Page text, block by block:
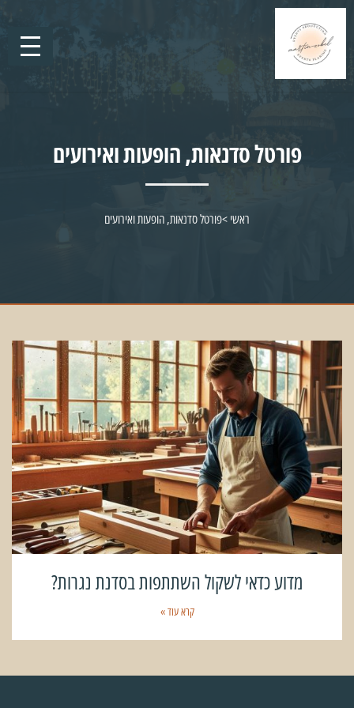
פורטל סדנאות, הופעות ואירועים
ראשי>פורטל סדנאות, הופעות ואירועים
מדוע כדאי לשקול השתתפות בסדנת נגרות?
קרא עוד »